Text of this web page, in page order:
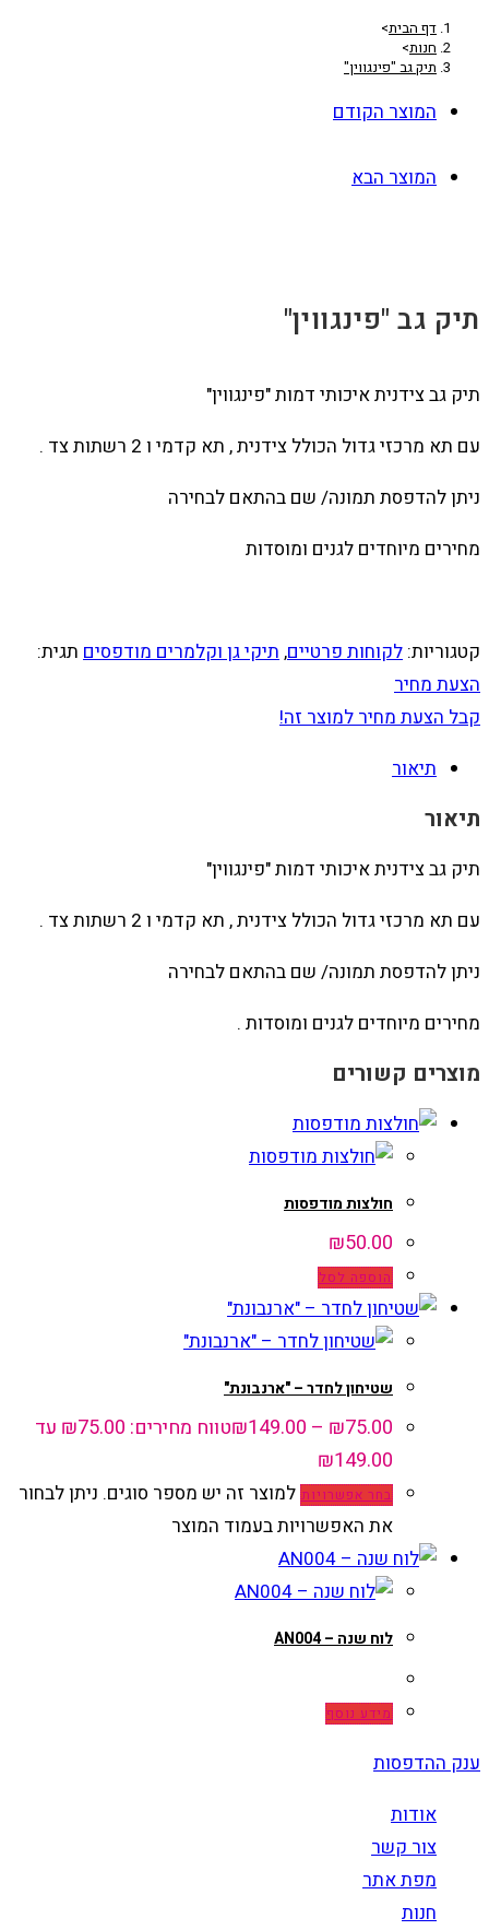
דף הבית>
חנות>
תיק גב "פינגווין"
המוצר הקודם
המוצר הבא
תיק גב "פינגווין"
תיק גב צידנית איכותי דמות "פינגווין"
עם תא מרכזי גדול הכולל צידנית , תא קדמי ו 2 רשתות צד .
ניתן להדפסת תמונה/ שם בהתאם לבחירה
מחירים מיוחדים לגנים ומוסדות
קטגוריות: לקוחות פרטיים, תיקי גן וקלמרים מודפסים תגית:
הצעת מחיר
קבל הצעת מחיר למוצר זה!
תיאור
תיאור
תיק גב צידנית איכותי דמות "פינגווין"
עם תא מרכזי גדול הכולל צידנית , תא קדמי ו 2 רשתות צד .
ניתן להדפסת תמונה/ שם בהתאם לבחירה
מחירים מיוחדים לגנים ומוסדות .
מוצרים קשורים
חולצות מודפסות
₪50.00
הוספה לסל
שטיחון לחדר – "ארנבונת"
₪75.00
–
₪149.00
טווח מחירים: ⁦₪75.00⁩ עד
בחר אפשרויות למוצר זה יש מספר סוגים. ניתן לבחור
את האפשרויות בעמוד המוצר
לוח שנה – AN004
מידע נוסף
ענק ההדפסות
אודות
צור קשר
מפת אתר
חנות